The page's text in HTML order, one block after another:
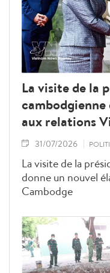
La visite de la
cambodgienne
aux relations
31/07/2026
La visite de la
donne un nouvel
Cambodge